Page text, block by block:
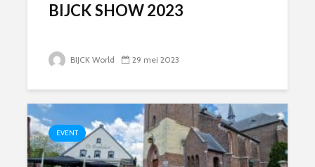
BIJCK SHOW 2023
BIJCK World 29 mei 2023
EVENT